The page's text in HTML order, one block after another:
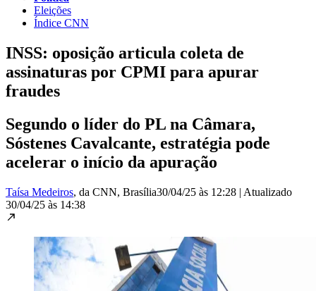
Eleições
Índice CNN
INSS: oposição articula coleta de
assinaturas por CPMI para apurar
fraudes
Segundo o líder do PL na Câmara,
Sóstenes Cavalcante, estratégia pode
acelerar o início da apuração
Taísa Medeiros, da CNN, Brasília30/04/25 às 12:28 | Atualizado
30/04/25 às 14:38